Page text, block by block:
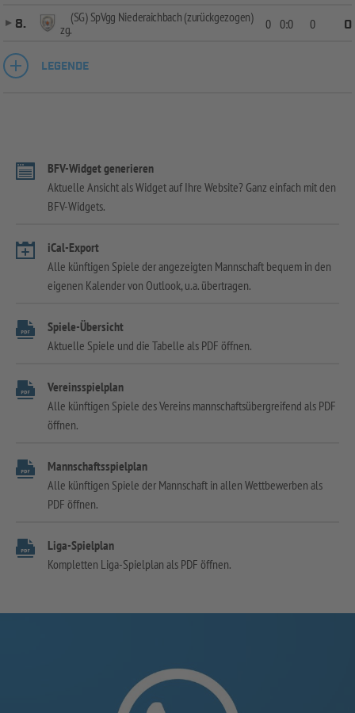
8.
(SG) SpVgg Niederaichbach (zurückgezogen)
zg.
0 0:0 0 0
LEGENDE
BFV-Widget generieren
Aktuelle Ansicht als Widget auf Ihre Website? Ganz einfach mit den
BFV-Widgets.
iCal-Export
Alle künftigen Spiele der angezeigten Mannschaft bequem in den
eigenen Kalender von Outlook, u.a. übertragen.
Spiele-Übersicht
Aktuelle Spiele und die Tabelle als PDF öffnen.
Vereinsspielplan
Alle künftigen Spiele des Vereins mannschaftsübergreifend als PDF
öffnen.
Mannschaftsspielplan
Alle künftigen Spiele der Mannschaft in allen Wettbewerben als
PDF öffnen.
Liga-Spielplan
Kompletten Liga-Spielplan als PDF öffnen.